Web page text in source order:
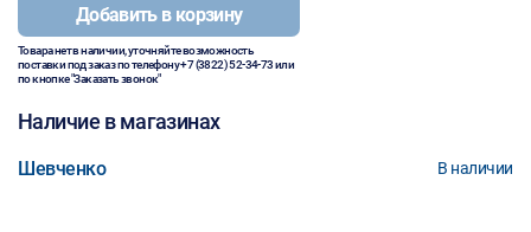
Добавить в корзину
Товара нет в наличии, уточняйте возможность
поставки под заказ по телефону+7 (3822) 52-34-73или
по кнопке "Заказать звонок"
Наличие в магазинах
Шевченко В наличии